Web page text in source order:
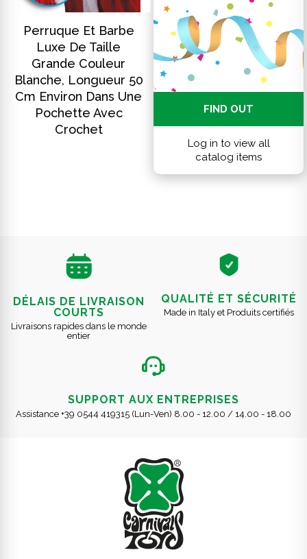
Perruque Et Barbe
Luxe De Taille
Grande Couleur
Blanche, Longueur 50
Cm Environ Dans Une
Pochette Avec
Crochet
FIND OUT
Log in to view all
catalog items
DÉLAIS DE LIVRAISON
COURTS
Livraisons rapides dans le monde
entier
QUALITÉ ET SÉCURITÉ
Made in Italy et Produits certifiés
SUPPORT AUX ENTREPRISES
Assistance +39 0544 419315 (Lun-Ven) 8.00 - 12.00 / 14.00 - 18.00